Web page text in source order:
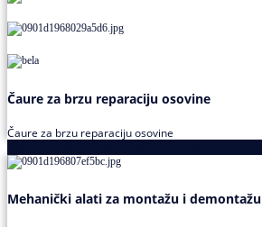
Čaure za brzu reparaciju osovine
Čaure za brzu reparaciju osovine
Mehanički alati za montažu i demontažu